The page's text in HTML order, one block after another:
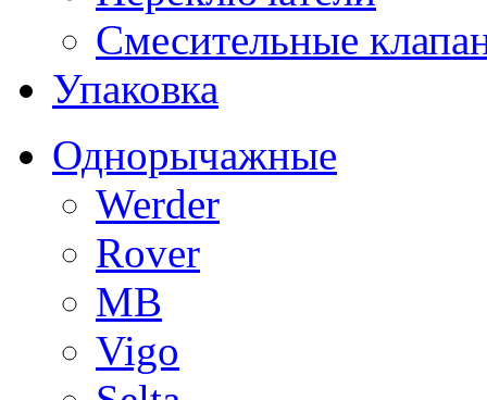
Смесительные
Упаковка
Однорычажные
Werder
Rover
MB
Vigo